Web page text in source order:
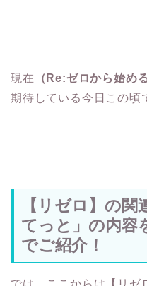
現在 （Re:ゼロから始め
期待している今日この頃
【リゼロ】の関
てっと」の内容
でご紹介！